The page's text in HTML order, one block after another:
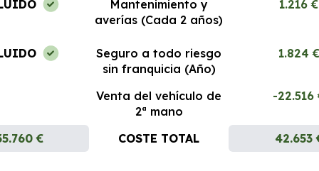
Mantenimiento y
averías (Cada 2 años)
1.216 €
Seguro a todo riesgo
sin franquicia (Año)
1.824 €
Venta del vehículo de
2ª mano
-22.516
€ COSTE TOTAL 42.653